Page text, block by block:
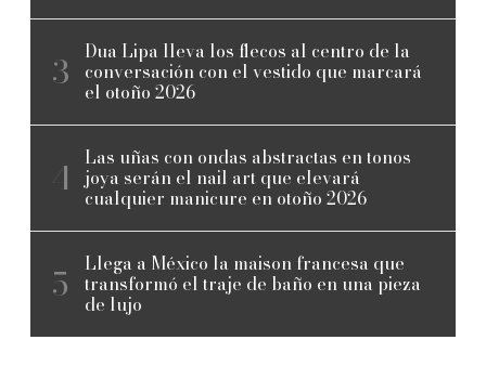
Dua Lipa lleva los flecos al centro de la
conversación con el vestido que marcará
el otoño 2026
Las uñas con ondas abstractas en tonos
joya serán el nail art que elevará
cualquier manicure en otoño 2026
Llega a México la maison francesa que
transformó el traje de baño en una pieza
de lujo